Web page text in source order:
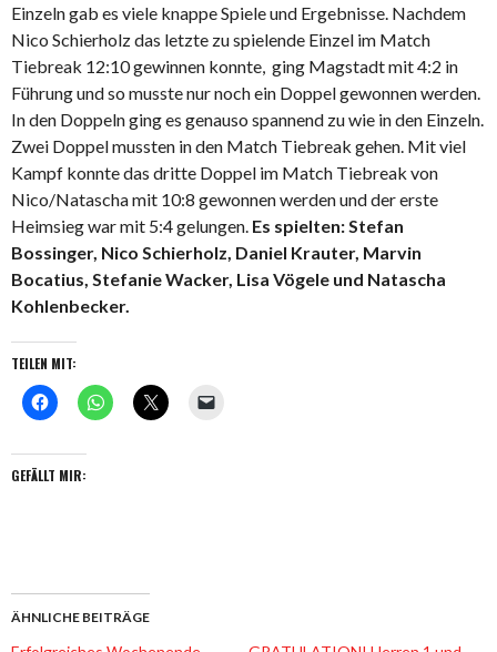
Einzeln gab es viele knappe Spiele und Ergebnisse. Nachdem
Nico Schierholz das letzte zu spielende Einzel im Match
Tiebreak 12:10 gewinnen konnte, ging Magstadt mit 4:2 in
Führung und so musste nur noch ein Doppel gewonnen werden.
In den Doppeln ging es genauso spannend zu wie in den Einzeln.
Zwei Doppel mussten in den Match Tiebreak gehen. Mit viel
Kampf konnte das dritte Doppel im Match Tiebreak von
Nico/Natascha mit 10:8 gewonnen werden und der erste
Heimsieg war mit 5:4 gelungen. Es spielten: Stefan
Bossinger, Nico Schierholz, Daniel Krauter, Marvin
Bocatius, Stefanie Wacker, Lisa Vögele und Natascha
Kohlenbecker.
TEILEN MIT:
GEFÄLLT MIR:
ÄHNLICHE BEITRÄGE